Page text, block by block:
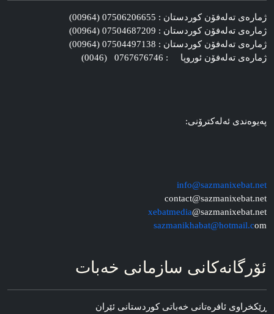
ژماره‌ی ته‌له‌فۆن کوردستان : 07506206655 (00964)
ژماره‌ی ته‌له‌فۆن کوردستان : 07504687209 (00964)
ژماره‌ی ته‌له‌فۆن کوردستان : 07504497138 (00964)
ژماره‌ی ته‌له‌فۆن ئوروپا : 0767676746 (0046)
په‌یوه‌ندی ئه‌له‌کترۆنی:
info@sazmanixebat.net
contact@sazmanixebat.net
xebatmedia@sazmanixebat.net
sazmanikhabat@hotmail.com
ئۆرگانه‌کانی سازمانی خه‌بات
ڕێکخراوی ئافره‌تانی خه‌باتی کوردستانی ئێران